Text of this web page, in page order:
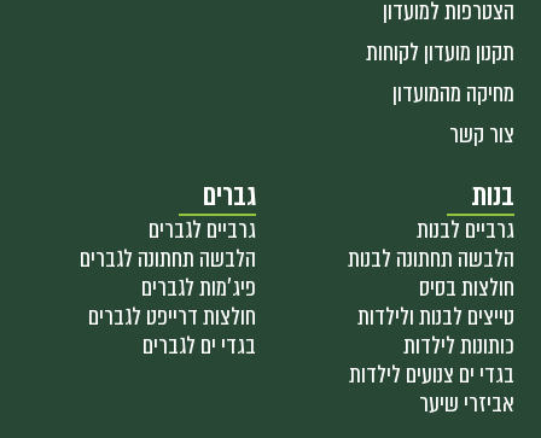
הצטרפות למועדון
תקנון מועדון לקוחות
מחיקה מהמועדון
צור קשר
בנות
גרביים לבנות
הלבשה תחתונה לבנות
חולצות בסיס
טייצים לבנות ולילדות
כותונות לילדות
בגדי ים צנועים לילדות
אביזרי שיער
גברים
גרביים לגברים
הלבשה תחתונה לגברים
פיג'מות לגברים
חולצות דרייפט לגברים
בגדי ים לגברים